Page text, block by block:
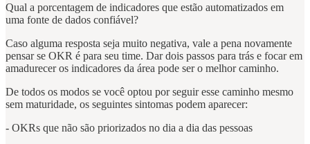
Qual a porcentagem de indicadores que estão automatizados em
uma fonte de dados confiável?
Caso alguma resposta seja muito negativa, vale a pena novamente
pensar se OKR é para seu time. Dar dois passos para trás e focar em
amadurecer os indicadores da área pode ser o melhor caminho.
De todos os modos se você optou por seguir esse caminho mesmo
sem maturidade, os seguintes sintomas podem aparecer:
- OKRs que não são priorizados no dia a dia das pessoas